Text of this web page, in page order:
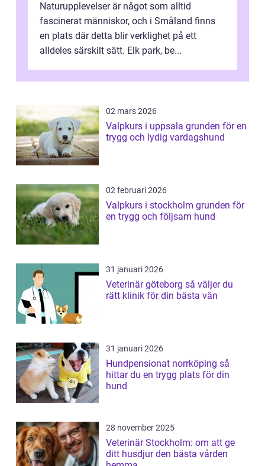
Naturupplevelser är något som alltid
fascinerat människor, och i Småland finns
en plats där detta blir verklighet på ett
alldeles särskilt sätt. Elk park, be...
02 mars 2026
Valpkurs i uppsala grunden för en
trygg och lydig vardagshund
02 februari 2026
Valpkurs i stockholm grunden för
en trygg och följsam hund
31 januari 2026
Veterinär göteborg så väljer du
rätt klinik för din bästa vän
31 januari 2026
Hundpensionat norrköping så
hittar du en trygg plats för din
hund
28 november 2025
Veterinär Stockholm: om att ge
ditt husdjur den bästa vården